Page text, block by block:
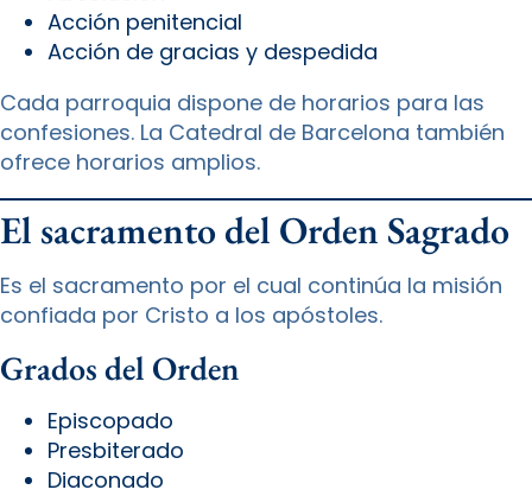
Acción penitencial
Acción de gracias y despedida
Cada parroquia dispone de horarios para las
confesiones. La Catedral de Barcelona también
ofrece horarios amplios.
El sacramento del Orden Sagrado
Es el sacramento por el cual continúa la misión
confiada por Cristo a los apóstoles.
Grados del Orden
Episcopado
Presbiterado
Diaconado